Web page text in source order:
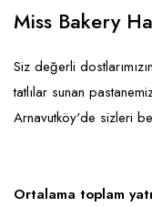
Ev Hizmetleri
Sağlık Güzellik
Turizm -
Market FMGC
Mobilya ve Ev
Oyuncak ve
Yapı
Gayrimenkul
Gıda ve Sarf
Güvenlik -
Hukuk - Marka
Miss Bakery
Siz değerli
tatlılar sunan
Arnavutköy'de sizleri
Ortalama toplam